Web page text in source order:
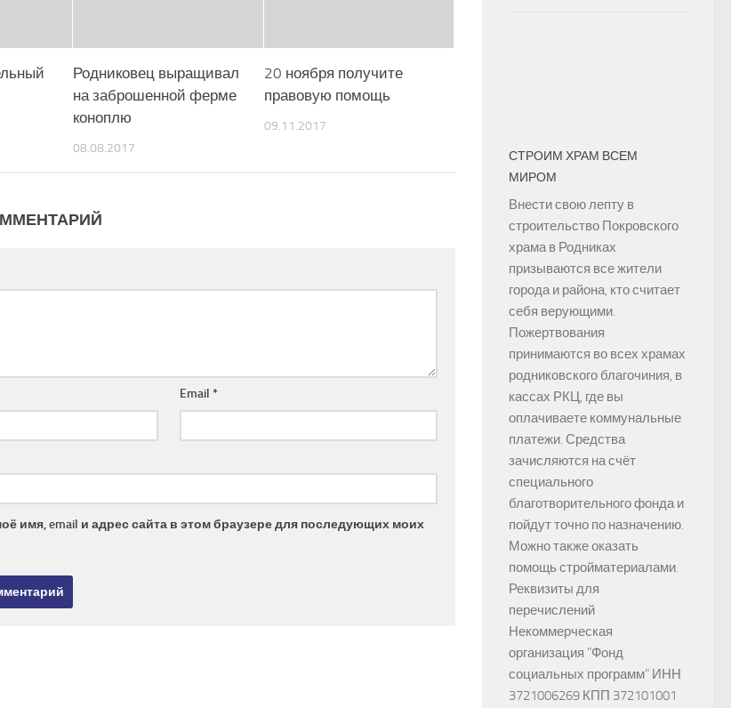
Родниковец выращивал
на заброшенной ферме
коноплю
08.08.2017
20 ноября получите
правовую помощь
09.11.2017
Email*
имя, email и адрес сайта в этом браузере для последующих моих
СТРОИМ ХРАМ ВСЕМ
МИРОМ
Внести свою лепту в
строительство Покровского
храма в Родниках
призываются все жители
города и района, кто считает
себя верующими.
Пожертвования
принимаются во всех храмах
родниковского благочиния, в
кассах РКЦ, где вы
оплачиваете коммунальные
платежи. Средства
зачисляются на счёт
специального
благотворительного фонда и
пойдут точно по назначению.
Можно также оказать
помощь стройматериалами.
Реквизиты для
перечислений
Некоммерческая
организация "Фонд
социальных программ" ИНН
3721006269 КПП 372101001